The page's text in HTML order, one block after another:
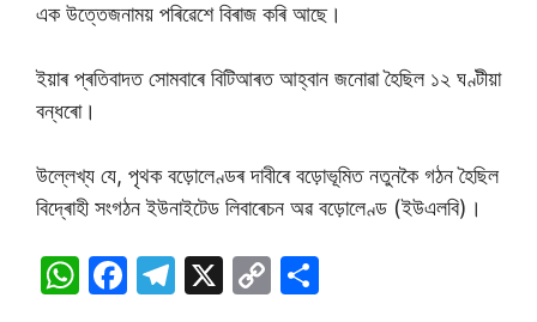
এক উত্তেজনাময় পৰিৱেশে বিৰাজ কৰি আছে।
ইয়াৰ প্ৰতিবাদত সোমবাৰে বিটিআৰত আহ্বান জনোৱা হৈছিল ১২ ঘণ্টীয়া
বন্ধৰো।
উল্লেখ্য যে, পৃথক বড়োলেণ্ডৰ দাবীৰে বড়োভূমিত নতুনকৈ গঠন হৈছিল
বিদ্ৰোহী সংগঠন ইউনাইটেড লিবাৰেচন অৱ বড়োলেণ্ড (ইউএলবি)।
W F
T
X
C